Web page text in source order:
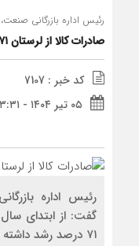
رئیس اداره بازرگانی
صادرات کالا از لرستان ۷۱ درصد افزایش یافت
کد خبر : 7107
۰۵ تیر ۱۴۰۴ - ۲۳:۳۱
رئیس اداره
گفت: از ابتدای سال
۷۱ درصد رشد داشته است.